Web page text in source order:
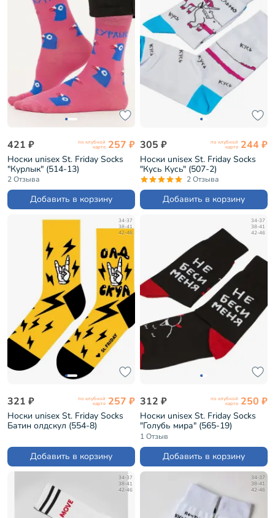
421 ₽ по клубной
карте 257 ₽
Носки unisex St. Friday Socks
"Курлык" (514-13)
2 Отзыва
Добавить в корзину
305 ₽ по клубной
карте 244 ₽
Носки unisex St. Friday Socks
"Кусь Кусь" (507-2)
2 Отзыва
Добавить в корзину
34-37
38-41
42-46
321 ₽ по клубной
карте 257 ₽
Носки unisex St. Friday Socks
Батин олдскул (554-8)
Добавить в корзину
34-37
38-41
42-46
312 ₽ по клубной
карте 250 ₽
Носки unisex St. Friday Socks
"Голубь мира" (565-19)
1 Отзыв
Добавить в корзину
34-37
38-41
42-46
34-37
38-41
42-46